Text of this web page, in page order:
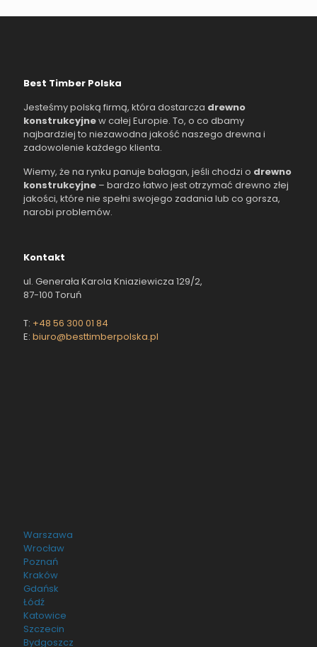
Best Timber Polska
Jesteśmy polską firmą, która dostarcza drewno
konstrukcyjnew całej Europie. To, o co dbamy
najbardziej to niezawodna jakość naszego drewna i
zadowolenie każdego klienta.
Wiemy, że na rynku panuje bałagan, jeśli chodzi o drewno
konstrukcyjne – bardzo łatwo jest otrzymać drewno złej
jakości, które nie spełni swojego zadania lub co gorsza,
narobi problemów.
Kontakt
ul. Generała Karola Kniaziewicza 129/2,
87-100 Toruń
T: +48 56 300 01 84
E: biuro@besttimberpolska.pl
Warszawa
Wrocław
Poznań
Kraków
Gdańsk
Łódź
Katowice
Szczecin
Bydgoszcz